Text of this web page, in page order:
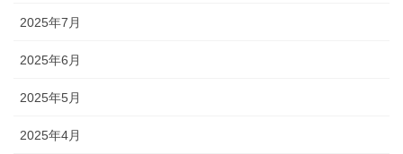
2025年7月
2025年6月
2025年5月
2025年4月